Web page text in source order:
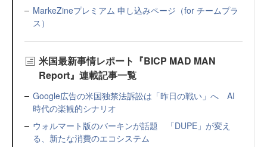
MarkeZineプレミアム 申し込みページ（for チームプラ
ス）
米国最新事情レポート『BICP MAD MAN
Report』連載記事一覧
Google広告の米国独禁法訴訟は「昨日の戦い」へ AI
時代の楽観的シナリオ
ウォルマート版のバーキンが話題 「DUPE」が変え
る、新たな消費のエコシステム